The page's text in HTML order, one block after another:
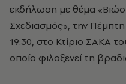
εκδήλωση με θέμα
Σχεδιασμός», την
19:30, στο Κτίριο ΣΑΚΑ
οποίο φιλοξενεί τη